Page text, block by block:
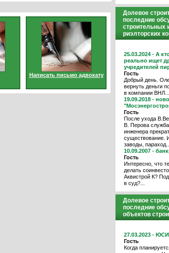
Написать письмо адвокату
Долевое
последние
строительных
риэлторских
25.03.2024 - А
реально ищет
учредителей
Гость
Добрый день.
вернуть деньги
в компании ВНЛ....
19.09.2018 -
Гость
После ухода
В. Перова служба
инженера
существование.
заводы, параход...
10.09.2007 -
Гость
Интересно, что
делать
Аквистрой К?
в суд?...
Долевое
последние
объектов
27.03.2023 -
Гость
Когда